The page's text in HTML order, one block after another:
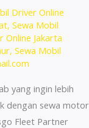
Driver Online
, Sewa Mobil
Online Jakarta
, Sewa Mobil
yang ingin lebih
dengan sewa motor
Fleet Partner